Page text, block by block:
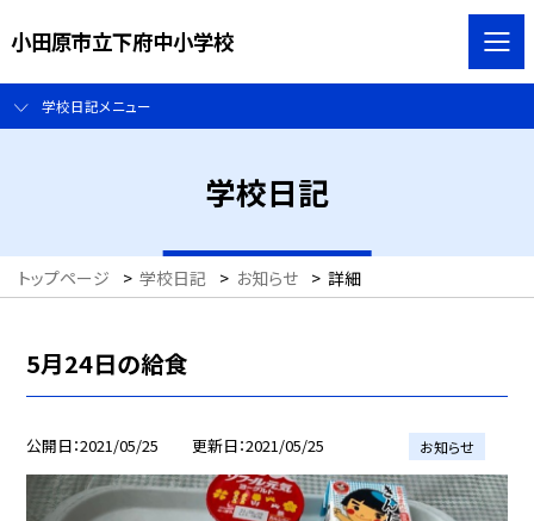
小田原市立下府中小学校
学校日記メニュー
学校日記
トップページ > 学校日記 > お知らせ > 詳細
5月24日の給食
公開日 2021/05/25 更新日 2021/05/25 お知らせ